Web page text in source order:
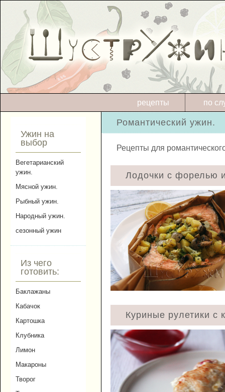
по
рецепты
Ужин на
выбор
Вегетарианский
ужин.
Мясной ужин.
Рыбный ужин.
Народный ужин.
сезонный ужин
Из чего
готовить:
Баклажаны
Кабачок
Картошка
Клубника
Лимон
Макароны
Творог
Романтический ужин.
Рецепты для
Лодочки с форелью
Куриные рулетики с